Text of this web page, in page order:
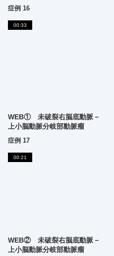
症例 16
00:33
WEB① 未破裂右脳底動脈－
上小脳動脈分岐部動脈瘤
症例 17
00:21
WEB② 未破裂右脳底動脈－
上小脳動脈分岐部動脈瘤